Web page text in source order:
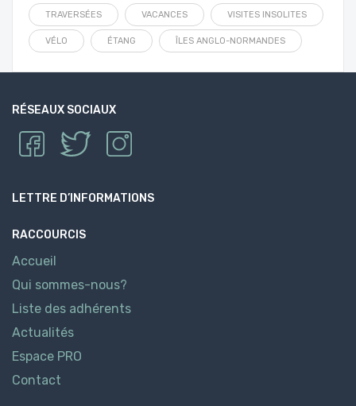
TRAVERSÉES VACANCES VISITES INSOLITES
VÉLO ÉTANG ÎLES ANGLO-NORMANDES
RÉSEAUX SOCIAUX
LETTRE D’INFORMATIONS
RACCOURCIS
Accueil
Qui sommes-nous?
Liste des adhérents
Actualités
Espace PRO
Contact